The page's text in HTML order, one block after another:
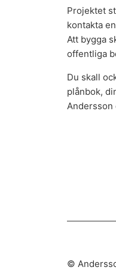
Projektet
kontakta
Att bygga
offentliga
Du skall
plånbok,
Andersson
©